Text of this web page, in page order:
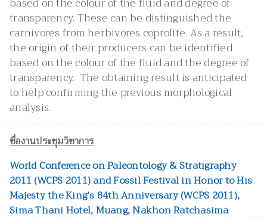
transparency. These can be distinguished the
carnivores from herbivores coprolite. As a result,
the origin of their producers can be identified
based on the colour of the fluid and the degree of
transparency. The obtaining result is anticipated
to help confirming the previous morphological
analysis.
ชื่องานประชุมวิชาการ
World Conference on Paleontology & Stratigraphy
2011 (WCPS 2011) and Fossil Festival in Honor to His
Majesty the King’s 84th Anniversary (WCPS 2011),
Sima Thani Hotel, Muang, Nakhon Ratchasima